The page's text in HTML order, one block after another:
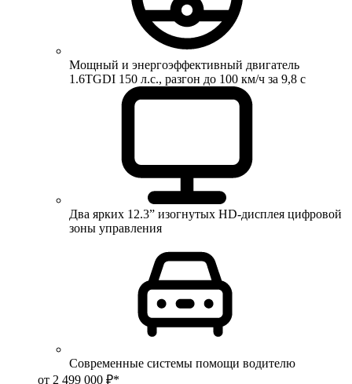
Мощный и энергоэффективный двигатель
1.6TGDI 150 л.с., разгон до 100 км/ч за 9,8 с
Два ярких 12.3” изогнутых HD-дисплея цифровой
зоны управления
Современные системы помощи водителю
от 2 499 000 ₽*